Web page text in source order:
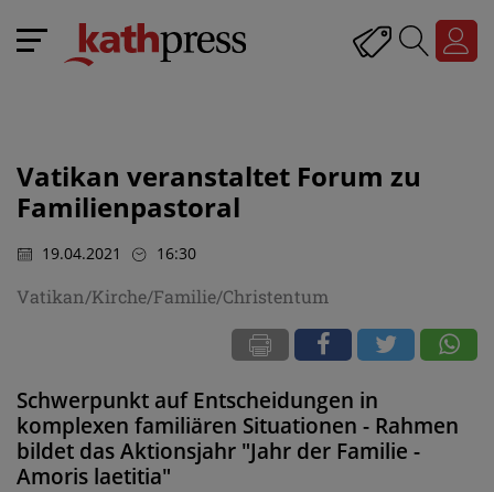
Vatikan veranstaltet Forum zu
Familienpastoral
19.04.2021 16:30
Vatikan/Kirche/Familie/Christentum
Schwerpunkt auf Entscheidungen in
komplexen familiären Situationen - Rahmen
bildet das Aktionsjahr "Jahr der Familie -
Amoris laetitia"